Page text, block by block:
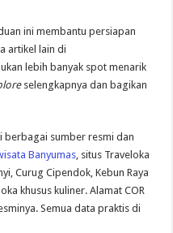
ini membantu persiapan
artikel lain di
lebih banyak spot menarik
selengkapnya dan bagikan
sumber resmi dan
Banyumas, situs Traveloka
Curug Cipendok, Kebun Raya
khusus kuliner. Alamat COR
Semua data praktis di